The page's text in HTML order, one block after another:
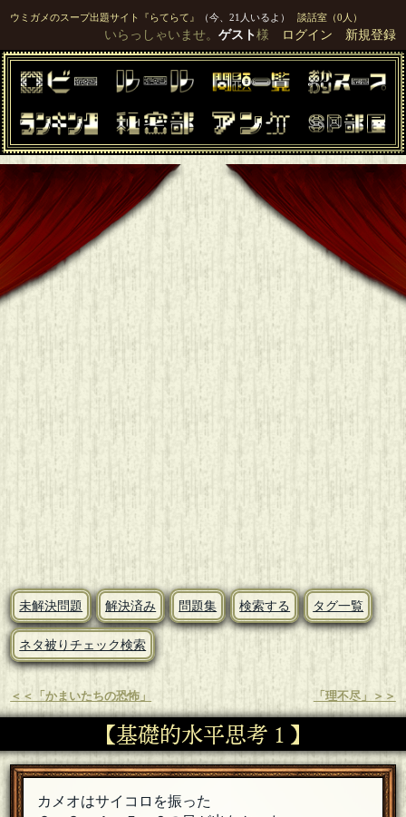
ウミガメのスープ出題サイト『らてらて』 （今、21人いるよ） 談話室（0人）
いらっしゃいませ。 ゲスト様 ログイン 新規登録
未解決問題 解決済み 問題集 検索する タグ一覧
ネタ被りチェック検索
＜＜「かまいたちの恐怖」 「理不尽」＞＞
【基礎的水平思考１】
カメオはサイコロを振った